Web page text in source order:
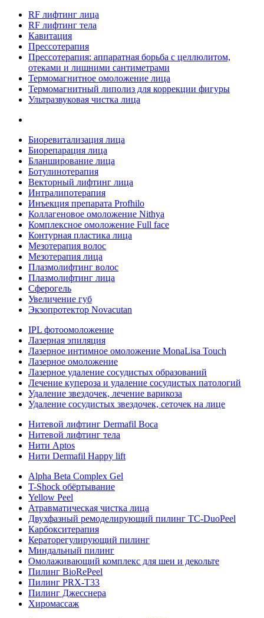
RF лифтинг лица
RF лифтинг тела
Кавитация
Прессотерапия
Прессотерапия: аппаратная борьба с целлюлитом,
отеками и лишними сантиметрами
Термомагнитное омоложение лица
Термомагнитный липолиз для коррекции фигуры
Ультразвуковая чистка лица
Биоревитализация лица
Биорепарация лица
Бланширование лица
Ботулинотерапия
Векторный лифтинг лица
Интралипотерапия
Инъекция препарата Profhilo
Коллагеновое омоложение Nithya
Комплексное омоложение Full face
Контурная пластика лица
Мезотерапия волос
Мезотерапия лица
Плазмолифтинг волос
Плазмолифтинг лица
Сферогель
Увеличение губ
Экзопротектор Novacutan
IPL фотоомоложение
Лазерная эпиляция
Лазерное интимное омоложение MonaLisa Touch
Лазерное омоложение
Лазерное удаление сосудистых образований
Лечение купероза и удаление сосудистых патологий
Удаление звездочек, лечение варикоза
Удаление сосудистых звездочек, сеточек на лице
Нитевой лифтинг Dermafil Boca
Нитевой лифтинг тела
Нити Aptos
Нити Dermafil Happy lift
Alpha Beta Complex Gel
T-Shock обёртывание
Yellow Peel
Атравматическая чистка лица
Двухфазный ремоделирующий пилинг TC-DuoPeel
Карбокситерапия
Кераторегулирующий пилинг
Миндальный пилинг
Омолаживающий комплекс для шеи и декольте
Пилинг BioRePeel
Пилинг PRX-T33
Пилинг Джесснера
Хиромассаж